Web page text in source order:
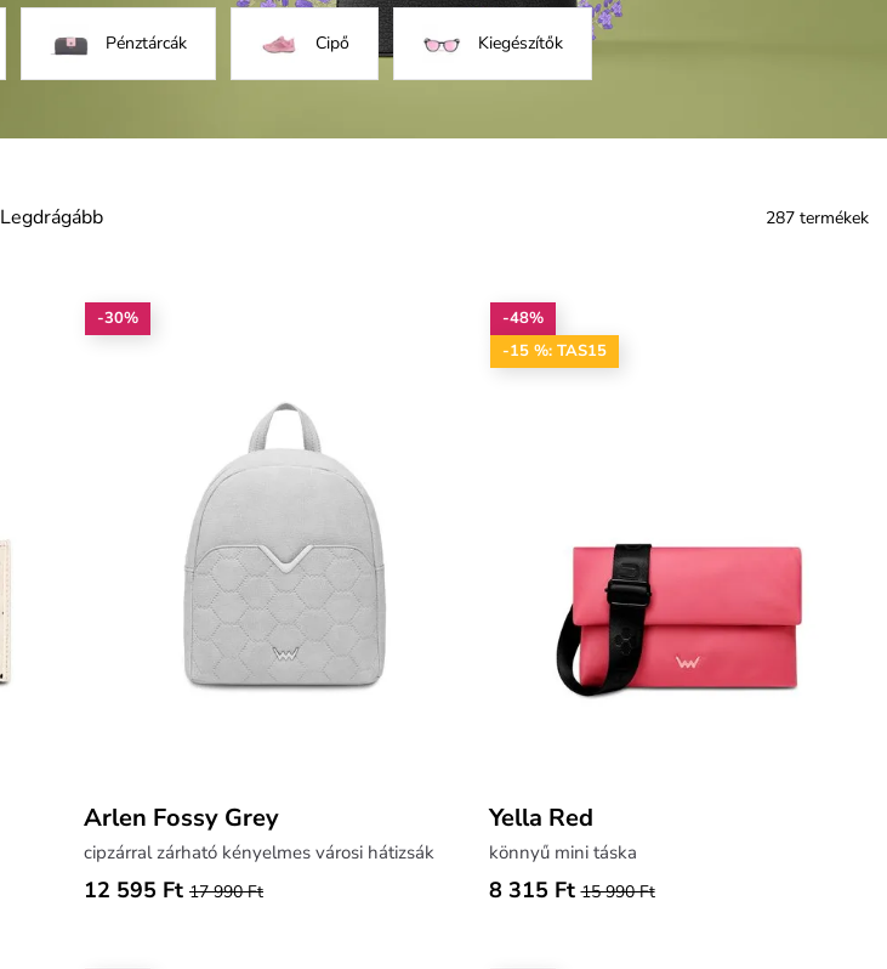
Pénztárcák Cipő Kiegészítők
Legdrágább 287 termékek
-30%
Arlen Fossy Grey
cipzárral zárható kényelmes városi hátizsák
12 595 Ft 17 990 Ft
-48%
-15 %: TAS15
Yella Red
könnyű mini táska
8 315 Ft 15 990 Ft